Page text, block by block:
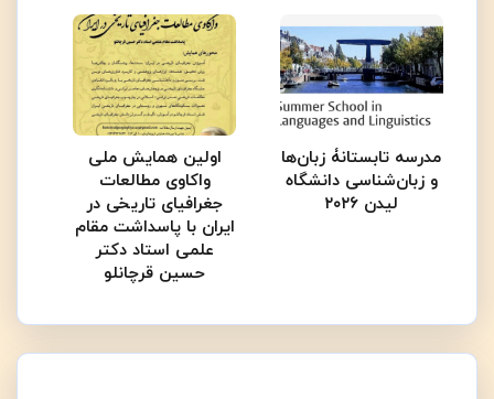
مدرسه تابستانۀ زبان‌ها
و زبان‌شناسی دانشگاه
لیدن ۲۰۲۶
اولین همایش ملی
واکاوی مطالعات
جغرافیای تاریخی در
ایران با پاسداشت مقام
علمی استاد دکتر
حسین قرچانلو